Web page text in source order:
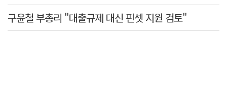
구윤철 부총리 "대출규제 대신 핀셋 지원 검토"